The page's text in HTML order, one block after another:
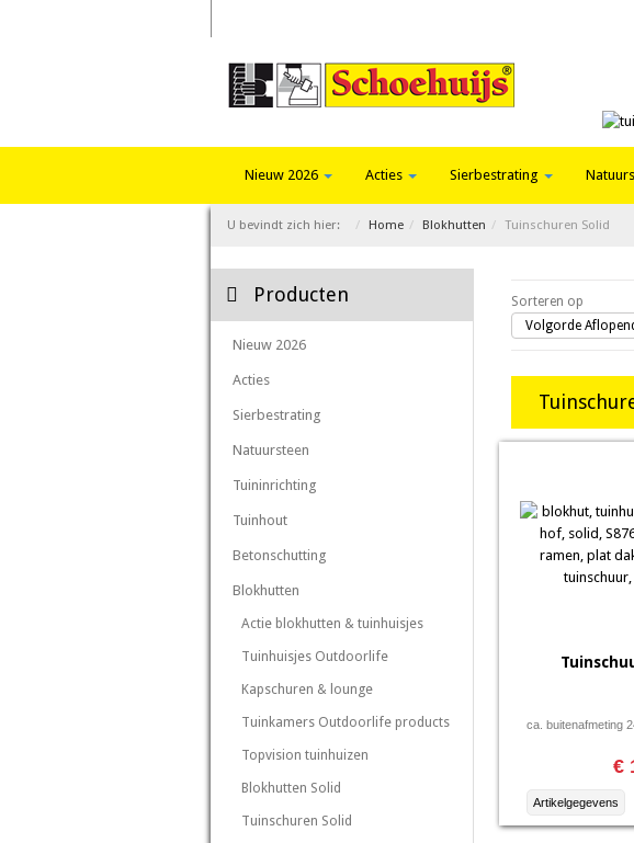
Nieuw 2026 Acties Sierbestrating
U bevindt zich hier: Home Blokhutten Tuinschuren Solid
Producten
Nieuw 2026
Acties
Sierbestrating
Natuursteen
Tuininrichting
Tuinhout
Betonschutting
Blokhutten
Actie blokhutten & tuinhuisjes
Tuinhuisjes Outdoorlife
Kapschuren & lounge
Tuinkamers Outdoorlife products
Topvision tuinhuizen
Blokhutten Solid
Tuinschuren Solid
Sorteren op
Volgorde
ca. buitenafmeting
€
Artikelgegevens